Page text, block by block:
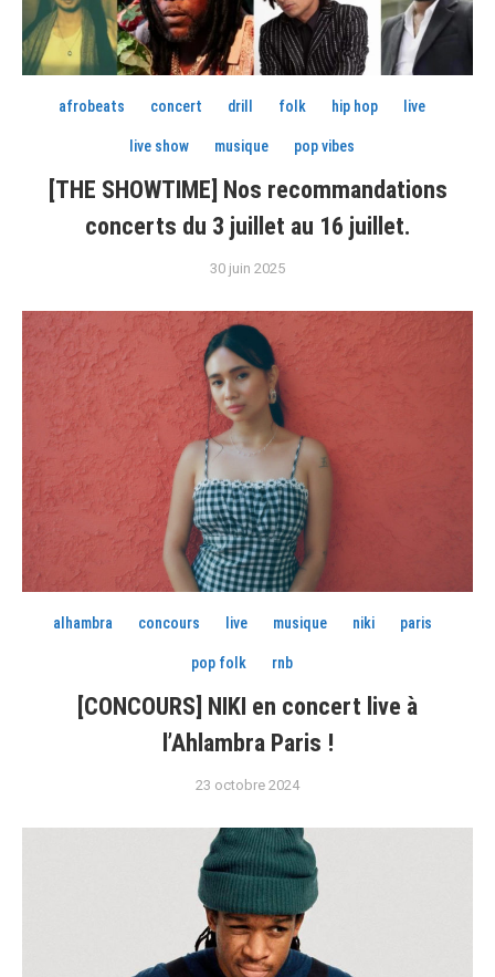
afrobeats concert drill folk hip hop live
live show musique pop vibes
[THE SHOWTIME] Nos recommandations
concerts du 3 juillet au 16 juillet.
30 juin 2025
alhambra concours live musique niki paris
pop folk rnb
[CONCOURS] NIKI en concert live à
l’Ahlambra Paris !
23 octobre 2024